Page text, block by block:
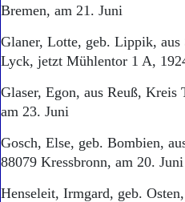
Bremen, am 21. Juni
Glaner, Lotte, geb. Lippik,
Lyck, jetzt Mühlentor 1 A,
Glaser, Egon, aus Reuß, Kreis
am 23. Juni
Gosch, Else, geb. Bombien,
88079 Kressbronn, am 20. Juni
Henseleit, Irmgard, geb.